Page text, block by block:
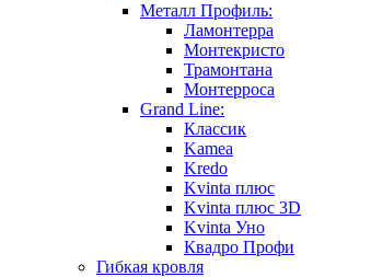
Металл Профиль:
Ламонтерра
Монтекристо
Трамонтана
Монтерроса
Grand Line:
Классик
Kamea
Kredo
Kvinta плюс
Kvinta плюс 3D
Kvinta Уно
Квадро Профи
Гибкая кровля